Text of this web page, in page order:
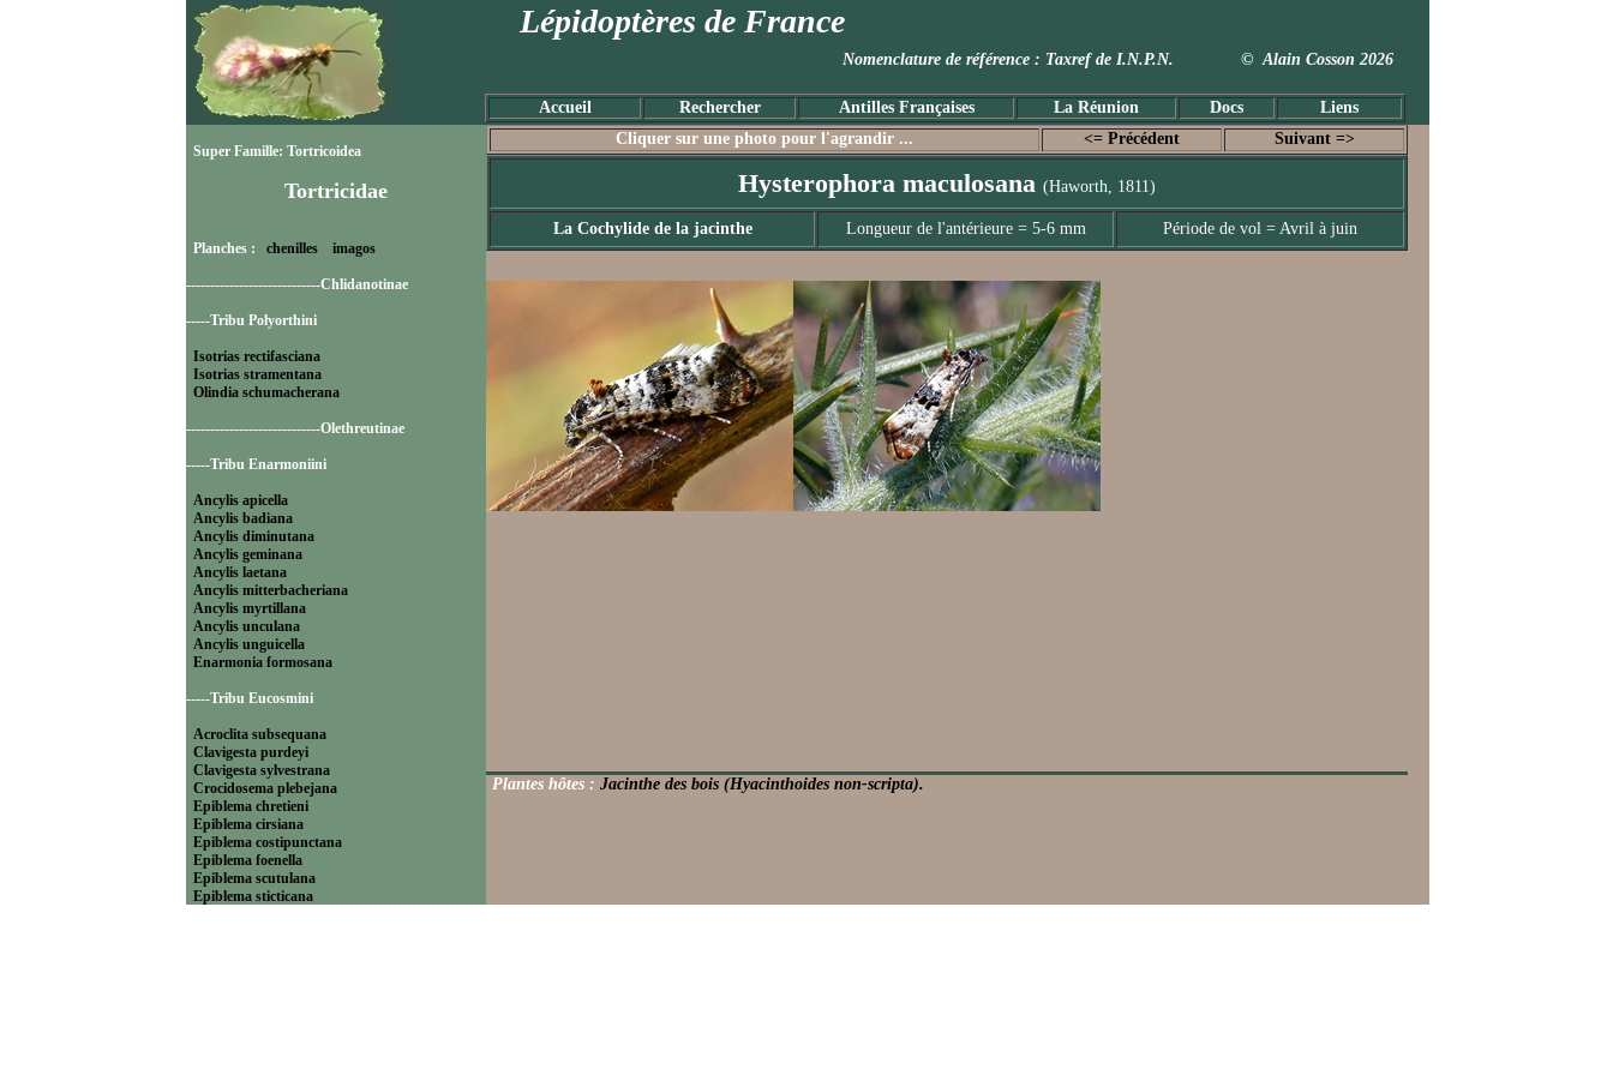
Lépidoptères de France
Nomenclature de référence : Taxref de I.N.P.N. © Alain Cosson 2026
Accueil Rechercher Antilles Françaises La Réunion Docs Liens
Super Famille: Tortricoidea
Tortricidae
Planches : chenilles imagos
----------------------------Chlidanotinae
-----Tribu Polyorthini
Isotrias rectifasciana
Isotrias stramentana
Olindia schumacherana
----------------------------Olethreutinae
-----Tribu Enarmoniini
Ancylis apicella
Ancylis badiana
Ancylis diminutana
Ancylis geminana
Ancylis laetana
Ancylis mitterbacheriana
Ancylis myrtillana
Ancylis unculana
Ancylis unguicella
Enarmonia formosana
-----Tribu Eucosmini
Acroclita subsequana
Clavigesta purdeyi
Clavigesta sylvestrana
Crocidosema plebejana
Epiblema chretieni
Epiblema cirsiana
Epiblema costipunctana
Epiblema foenella
Epiblema scutulana
Epiblema sticticana
Cliquer sur une photo pour l'agrandir ... <= Précédent Suivant =>
Hysterophora maculosana (Haworth, 1811)
La Cochylide de la jacinthe Longueur de l'antérieure = 5-6 mm Période de vol = Avril à juin
Plantes hôtes : Jacinthe des bois (Hyacinthoides non-scripta).